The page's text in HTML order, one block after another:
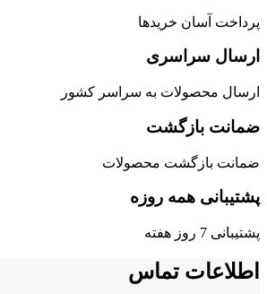
پرداخت آسان خریدها
ارسال سراسری
ارسال محصولات به سراسر کشور
ضمانت بازگشت
ضمانت بازگشت محصولات
پشتیبانی همه روزه
پشتیبانی 7 روز هفته
اطلاعات تماس